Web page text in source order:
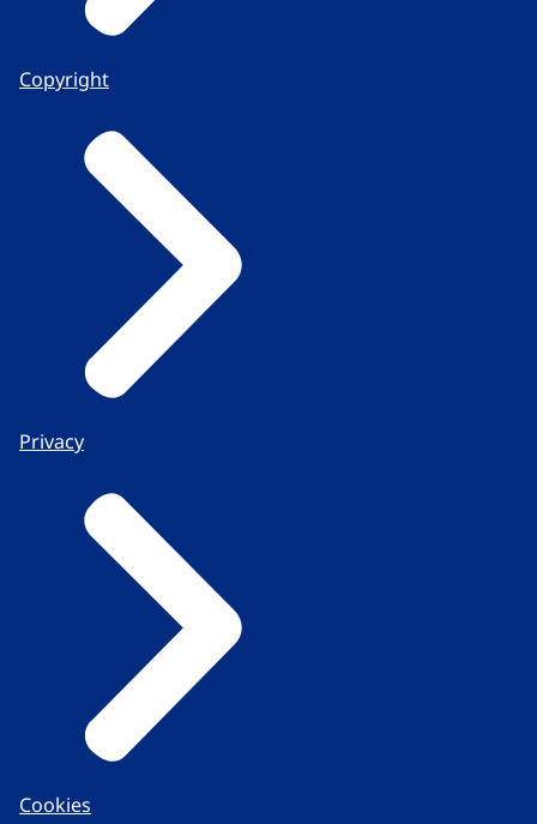
Copyright
Privacy
Cookies